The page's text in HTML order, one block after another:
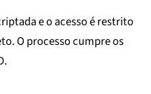
e o acesso é restrito
O processo cumpre os